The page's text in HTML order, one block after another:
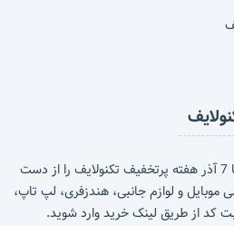
: از 30 آبان تا 7 آذر هفته پرتخفیف تکنولایف را از دست
موبایل و لوازم جانبی، هندزفری، لپ تاپ،
کد از طریق لینک خرید وارد شوید.